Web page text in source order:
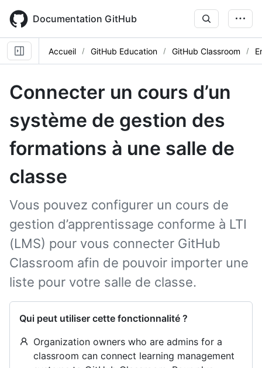
main
content
Documentation GitHub
Accueil GitHub Education GitHub Classroom
Connecter un cours d’un
système de gestion des
formations à une salle de
classe
Vous pouvez configurer un cours de
gestion d’apprentissage conforme à LTI
(LMS) pour vous connecter GitHub
Classroom afin de pouvoir importer une
liste pour votre salle de classe.
Qui peut utiliser cette fonctionnalité ?
Organization owners who are admins for a
classroom can connect learning management